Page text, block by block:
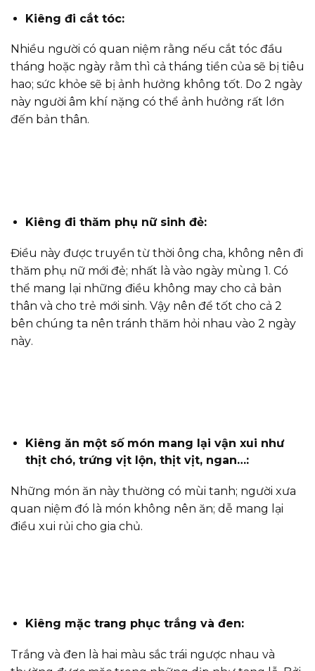
Kiêng đi cắt tóc:
Nhiều người có quan niệm rằng nếu cắt tóc đầu
tháng hoặc ngày rằm thì cả tháng tiền của sẽ bị tiêu
hao; sức khỏe sẽ bị ảnh hưởng không tốt. Do 2 ngày
này người âm khí nặng có thể ảnh hưởng rất lớn
đến bản thân.
Kiêng đi thăm phụ nữ sinh đẻ:
Điều này được truyền từ thời ông cha, không nên đi
thăm phụ nữ mới đẻ; nhất là vào ngày mùng 1. Có
thể mang lại những điều không may cho cả bản
thân và cho trẻ mới sinh. Vậy nên để tốt cho cả 2
bên chúng ta nên tránh thăm hỏi nhau vào 2 ngày
này.
Kiêng ăn một số món mang lại vận xui như
thịt chó, trứng vịt lộn, thịt vịt, ngan…:
Những món ăn này thường có mùi tanh; người xưa
quan niệm đó là món không nên ăn; dễ mang lại
điều xui rủi cho gia chủ.
Kiêng mặc trang phục trắng và đen:
Trắng và đen là hai màu sắc trái ngược nhau và